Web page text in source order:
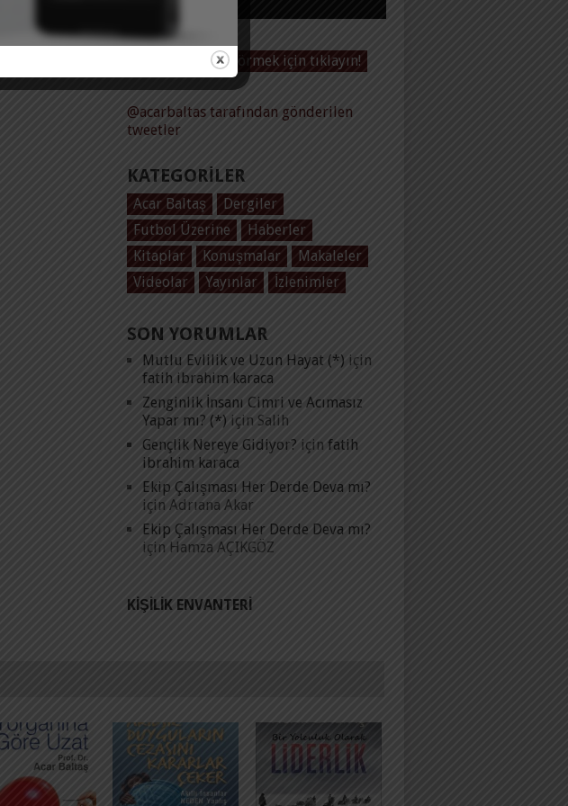
Tüm Videoları görmek için tıklayın!
@acarbaltas tarafından gönderilen
tweetler
KATEGORILER
Acar Baltaş
Dergiler
Futbol Üzerine
Haberler
Kitaplar
Konuşmalar
Makaleler
Videolar
Yayınlar İzlenimler
SON YORUMLAR
Mutlu Evlilik ve Uzun Hayat (*) için
fatih ibrahim karaca
Zenginlik İnsanı Cimri ve Acımasız
Yapar mı? (*) için Salih
Gençlik Nereye Gidiyor? içinfatih
ibrahim karaca
Ekip Çalışması Her Derde Deva mı?
için Adrıana Akar
Ekip Çalışması Her Derde Deva mı?
için Hamza AÇIKGÖZ
KIŞILIK ENVANTERI